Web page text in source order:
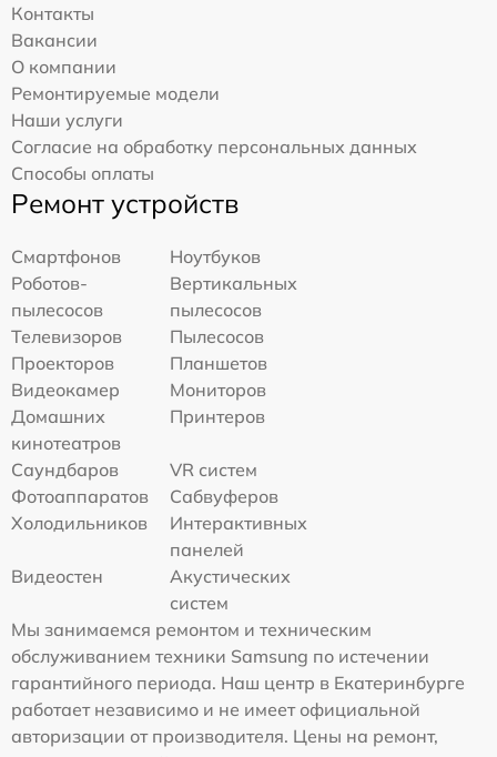
Контакты
Вакансии
О компании
Ремонтируемые модели
Наши услуги
Согласие на обработку персональных данных
Способы оплаты
Ремонт устройств
Смартфонов
Ноутбуков
Роботов-
пылесосов
Вертикальных
пылесосов
Телевизоров
Пылесосов
Проекторов
Планшетов
Видеокамер
Мониторов
Домашних
кинотеатров
Принтеров
Саундбаров
VR систем
Фотоаппаратов
Сабвуферов
Холодильников
Интерактивных
панелей
Видеостен
Акустических
систем
Мы занимаемся ремонтом и техническим
обслуживанием техники Samsung по истечении
гарантийного периода. Наш центр в Екатеринбурге
работает независимо и не имеет официальной
авторизации от производителя. Цены на ремонт,